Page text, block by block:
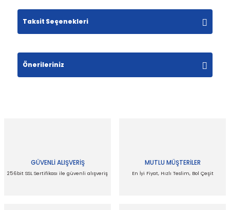
Bu ürüne ilk yorumu siz yapın!
Yorum Yaz
Taksit Seçenekleri
Önerileriniz
Ürün açıklamasında eksik bilgiler bulunuyor.
GÜVENLİ ALIŞVERİŞ
256bit SSL Sertifikası ile güvenli alışveriş
MUTLU MÜŞTERİLER
En İyi Fiyat, Hızlı Teslim, Bol Çeşit